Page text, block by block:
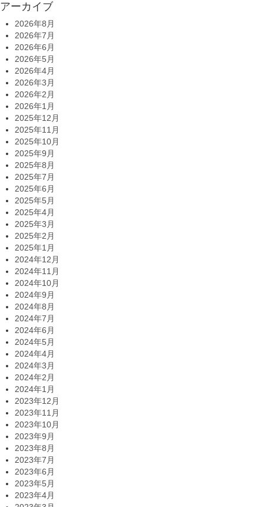
アーカイブ
2026年8月
2026年7月
2026年6月
2026年5月
2026年4月
2026年3月
2026年2月
2026年1月
2025年12月
2025年11月
2025年10月
2025年9月
2025年8月
2025年7月
2025年6月
2025年5月
2025年4月
2025年3月
2025年2月
2025年1月
2024年12月
2024年11月
2024年10月
2024年9月
2024年8月
2024年7月
2024年6月
2024年5月
2024年4月
2024年3月
2024年2月
2024年1月
2023年12月
2023年11月
2023年10月
2023年9月
2023年8月
2023年7月
2023年6月
2023年5月
2023年4月